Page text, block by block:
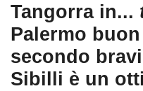
Tangorra in...
Palermo
secondo
Sibilli è un